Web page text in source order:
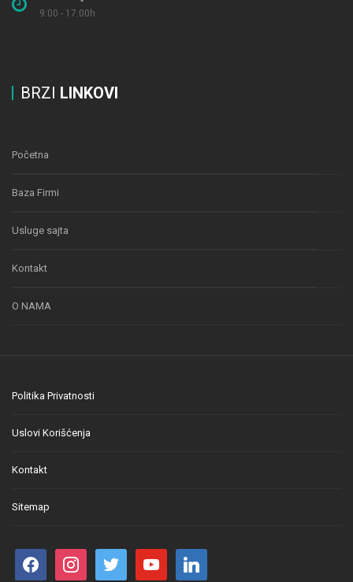
9:00 - 17:00h
BRZI LINKOVI
Početna
Baza Firmi
Usluge sajta
Kontakt
O NAMA
Politika Privatnosti
Uslovi Korišćenja
Kontakt
Sitemap